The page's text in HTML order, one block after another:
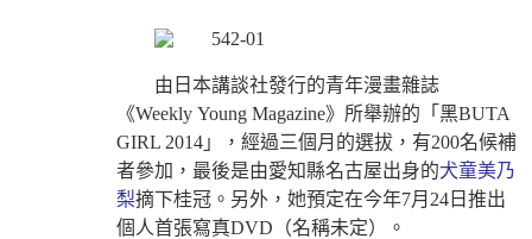
由日本講談社發行的青年漫畫雜誌
《Weekly Young Magazine》所舉辦的「黑BUTA
GIRL 2014」，經過三個月的選拔，有200名候補
者參加，最後是由愛知縣名古屋出身的犬童美乃
梨摘下桂冠。另外，她預定在今年7月24日推出
個人首張寫真DVD（名稱未定）。